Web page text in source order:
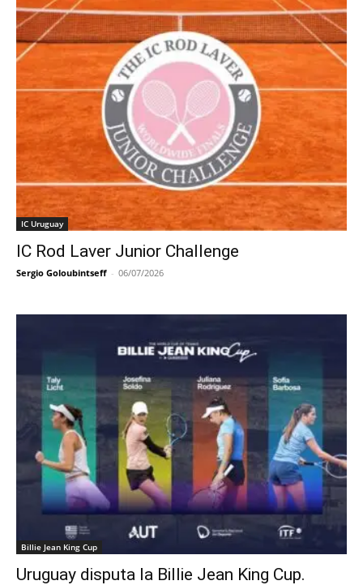
IC Uruguay
IC Rod Laver Junior Challenge
Sergio Goloubintseff - 06/07/2026
Billie Jean King Cup
Uruguay disputa la Billie Jean King Cup.